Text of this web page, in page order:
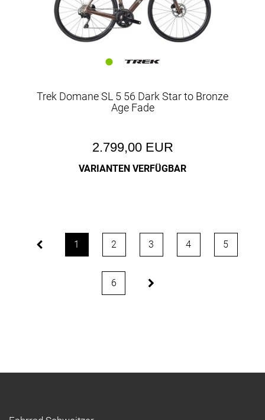
Trek Domane SL 5 56 Dark Star to Bronze
Age Fade
2.799,00 EUR
VARIANTEN VERFÜGBAR
1 2 3 4 5
6